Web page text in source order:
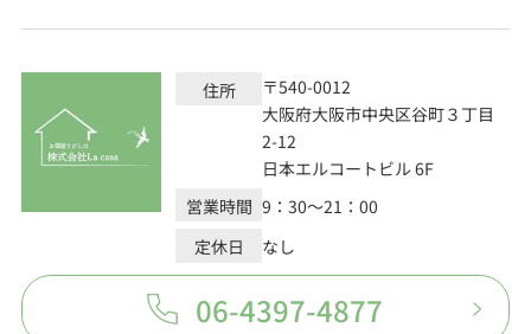
住所
〒540-0012
大阪府大阪市中央区谷町３丁目
2-12
日本エルコートビル 6F
営業時間 9：30～21：00
定休日
なし
06-4397-4877